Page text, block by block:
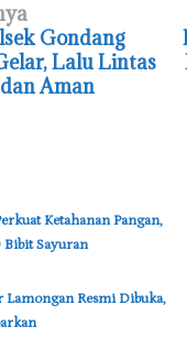
Gondang
Lalu Lintas
Aman
Ketahanan Pangan,
Sayuran
Lamongan Resmi Dibuka,